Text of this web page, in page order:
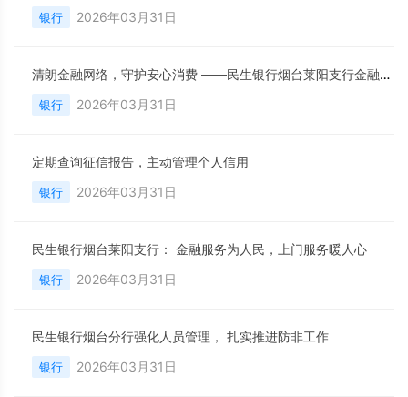
银行 2026年03月31日
清朗金融网络，守护安心消费 ——民生银行烟台莱阳支行金融知识讲座点亮小记者课堂
银行 2026年03月31日
定期查询征信报告，主动管理个人信用
银行 2026年03月31日
民生银行烟台莱阳支行： 金融服务为人民，上门服务暖人心
银行 2026年03月31日
民生银行烟台分行强化人员管理， 扎实推进防非工作
银行 2026年03月31日